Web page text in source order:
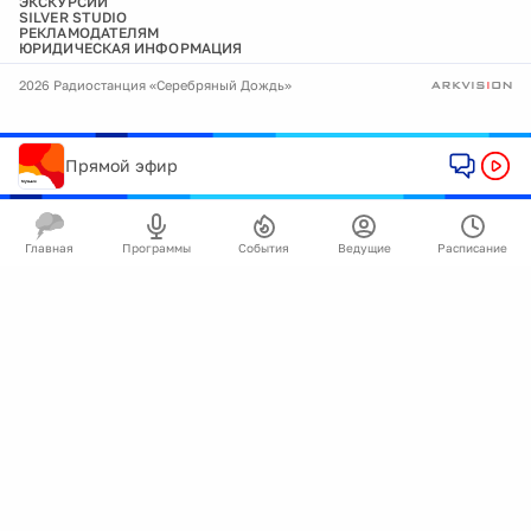
SILVER STUDIO
РЕКЛАМОДАТЕЛЯМ
ЮРИДИЧЕСКАЯ ИНФОРМАЦИЯ
2026 Радиостанция «Серебряный Дождь»
Прямой эфир
Главная Программы События Ведущие Расписание